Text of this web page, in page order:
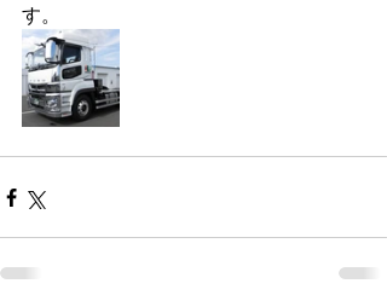
す。